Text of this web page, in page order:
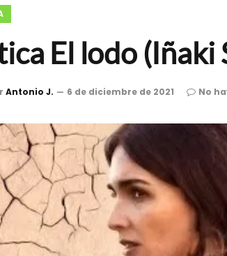
El lodo (Iñaki
Antonio J. 6 de diciembre de 2021 No